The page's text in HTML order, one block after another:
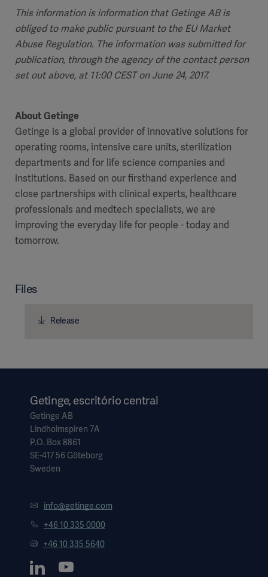
This information is information that Getinge AB is
obliged to make public pursuant to the EU Market
Abuse Regulation. The information was submitted for
publication, through the agency of the contact person
set out above, at 11:00 CEST on June 24, 2017.
About Getinge
Getinge is a global provider of innovative solutions for
operating rooms, intensive care units, sterilization
departments and for life science companies and
institutions. Based on our firsthand experience and
close partnerships with clinical experts, healthcare
professionals and medtech specialists, we are
improving the everyday life for people - today and
tomorrow.
Files
Release
Getinge, escritório central
Getinge AB
Lindholmspiren 7A
P.O. Box 8861
SE-417 56 Göteborg
Sweden
info@getinge.com
+46 10 335 0000
+46 10 335 5640